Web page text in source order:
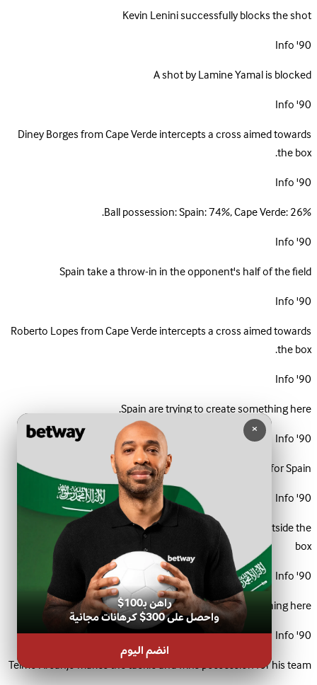
Kevin Lenini successfully blocks the shot
90'
Info
A shot by Lamine Yamal is blocked
90'
Info
Diney Borges from Cape Verde intercepts a cross aimed towards
the box.
90'
Info
Ball possession: Spain: 74%, Cape Verde: 26%.
90'
Info
Spain take a throw-in in the opponent's half of the field
90'
Info
Roberto Lopes from Cape Verde intercepts a cross aimed towards
the box.
90'
Info
Spain are trying to create something here.
90'
Info
Goal kick for Spain
90'
Info
Ryan Mendes fails to find the target with a shot from outside the
box
90'
Info
Cape Verde are trying to create something here.
90'
Info
Telmo Arcanjo makes the tackle and wins possession for his team
×
راهن بـ100$
واحصل على 300$ كرهانات مجانية
انضم اليوم